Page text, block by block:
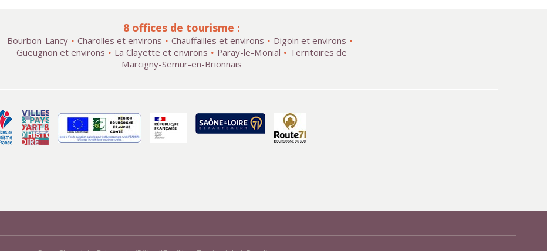
8 offices de tourisme :
Bourbon-Lancy Charolles et environs Chauffailles et environs
Digoin et environs
Gueugnon et environs
La Clayette et environs Paray-le-Monial
Territoires de
Marcigny-Semur-en-Brionnais